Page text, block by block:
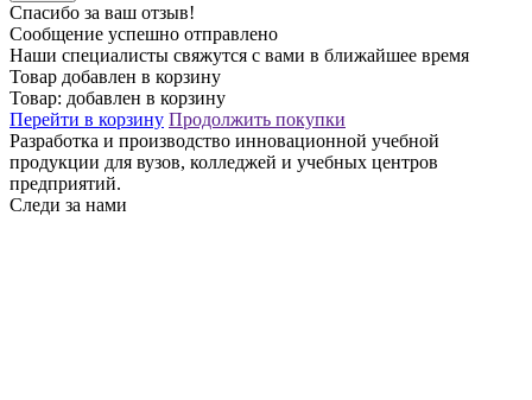
Спасибо за ваш отзыв!
Сообщение успешно отправлено
Наши специалисты свяжутся с вами в ближайшее время
Товар добавлен в корзину
Товар: добавлен в корзину
Перейти в корзину Продолжить покупки
Разработка и производство инновационной учебной
продукции для вузов, колледжей и учебных центров
предприятий.
Следи за нами